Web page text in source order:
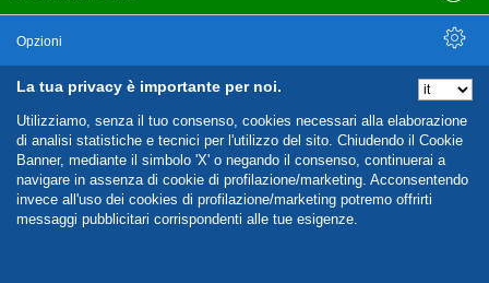
La tua privacy è importante per noi.
Utilizziamo, senza il tuo consenso, cookies necessari alla elaborazione
di analisi statistiche e tecnici per l'utilizzo del sito. Chiudendo il Cookie
Banner, mediante il simbolo 'X' o negando il consenso, continuerai a
navigare in assenza di cookie di profilazione/marketing. Acconsentendo
invece all'uso dei cookies di profilazione/marketing potremo offrirti
messaggi pubblicitari corrispondenti alle tue esigenze.
Opzioni
Nascondi Opzioni